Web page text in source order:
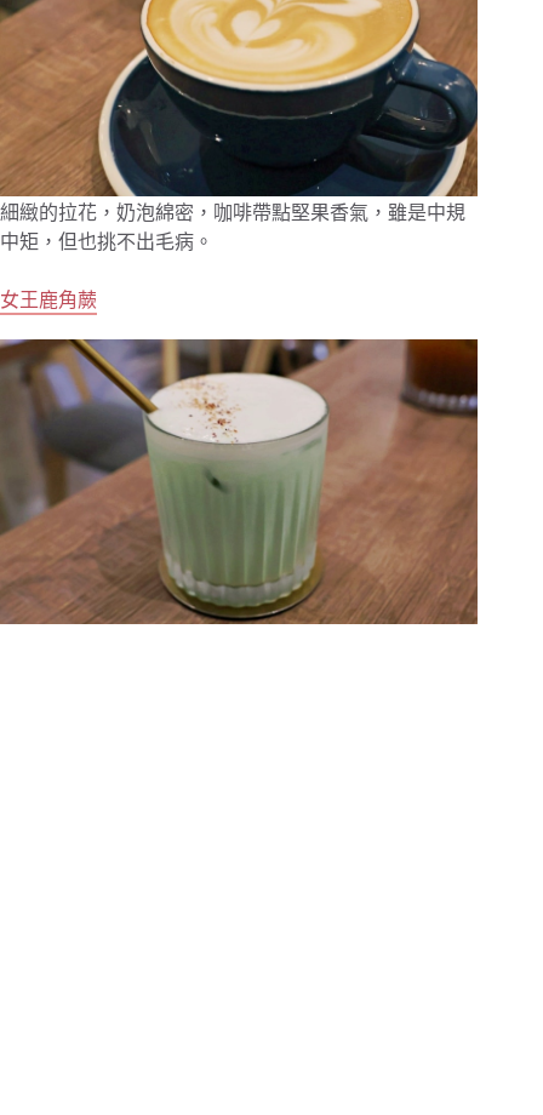
細緻的拉花，奶泡綿密，咖啡帶點堅果香氣，雖是中規
中矩，但也挑不出毛病。
女王鹿角蕨